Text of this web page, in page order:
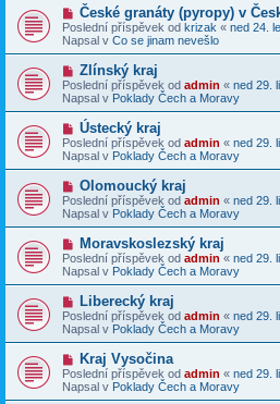
v
e
k
í
s
p
ě
v
e
k
N
o
v
ý
p
í
s
p
ě
v
e
k
České granáty (pyropy) v
Poslední příspěvek od krizak « ned 24.
Napsal v Co se jinam nevešlo
N
o
v
ý
p
í
s
p
ě
v
e
k
Zlínský kraj
Poslední příspěvek od admin « ned 29.
Napsal v Poklady Čech a Moravy
N
o
v
ý
í
s
p
v
e
k
Ústecký kraj
Poslední příspěvek od admin « ned 29.
Napsal v Poklady Čech a Moravy
N
o
v
ý
p
í
s
p
v
e
k
Olomoucký kraj
Poslední příspěvek od admin « ned 29.
Napsal v Poklady Čech a Moravy
N
o
v
ý
p
í
s
p
v
e
k
Moravskoslezský kraj
Poslední příspěvek od admin « ned 29.
Napsal v Poklady Čech a Moravy
N
o
v
ý
p
í
s
Liberecký kraj
Poslední příspěvek od admin « ned 29.
Napsal v Poklady Čech a Moravy
N
o
v
ý
Kraj Vysočina
Poslední příspěvek od admin « ned 29.
Napsal v Poklady Čech a Moravy